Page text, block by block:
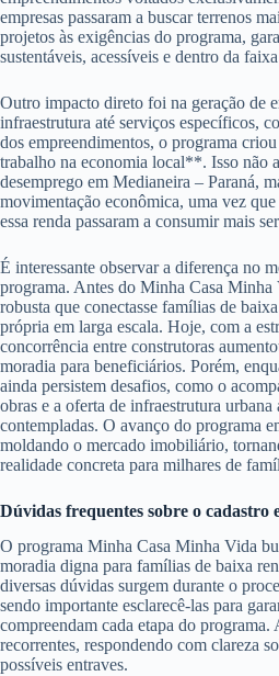
empresas passaram a buscar terrenos
projetos às exigências do programa,
sustentáveis, acessíveis e dentro da
Outro impacto direto foi na geração de
infraestrutura até serviços específicos,
dos empreendimentos, o programa
trabalho na economia local**. Isso não
desemprego em Medianeira – Paraná,
movimentação econômica, uma vez
essa renda passaram a consumir mais
É interessante observar a diferença no
programa. Antes do Minha Casa
robusta que conectasse famílias de
própria em larga escala. Hoje, com a
concorrência entre construtoras
moradia para beneficiários. Porém,
ainda persistem desafios, como o
obras e a oferta de infraestrutura urbana
contempladas. O avanço do programa
moldando o mercado imobiliário,
realidade concreta para milhares de
Dúvidas frequentes sobre o cadastro
O programa Minha Casa Minha Vida
moradia digna para famílias de baixa
diversas dúvidas surgem durante o
sendo importante esclarecê-las para
compreendam cada etapa do
recorrentes, respondendo com clareza
possíveis entraves.